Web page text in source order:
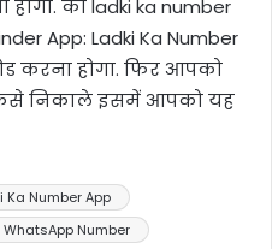
को ladki ka number
App: Ladki Ka Number
करना होगा. फिर आपको
निकाले इसमें आपको यह
Ka Number App
WhatsApp Number